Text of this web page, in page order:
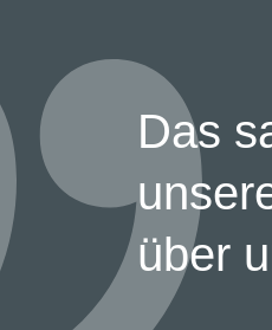
Das
über